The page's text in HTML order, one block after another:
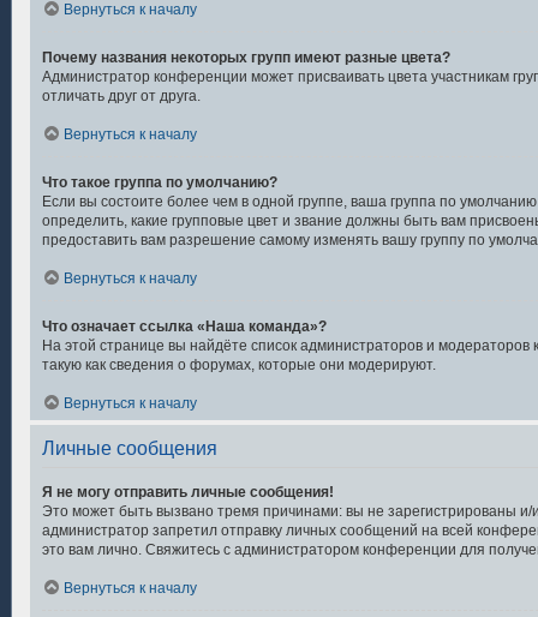
Вернуться к началу
Почему названия некоторых групп имеют разные цвета?
Администратор конференции может присваивать цвета участникам
отличать друг от друга.
Вернуться к началу
Что такое группа по умолчанию?
Если вы состоите более чем в одной группе, ваша группа по
определить, какие групповые цвет и звание должны быть вам
предоставить вам разрешение самому изменять вашу группу по
Вернуться к началу
Что означает ссылка «Наша команда»?
На этой странице вы найдёте список администраторов и
такую как сведения о форумах, которые они модерируют.
Вернуться к началу
Личные сообщения
Я не могу отправить личные сообщения!
Это может быть вызвано тремя причинами: вы не зарегистрированы
администратор запретил отправку личных сообщений на всей
это вам лично. Свяжитесь с администратором конференции для
Вернуться к началу